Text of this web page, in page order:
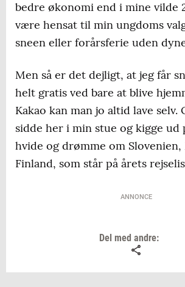
bedre økonomi end i mine vilde
være hensat til min ungdoms
sneen eller forårsferie uden
Men så er det dejligt, at jeg får
helt gratis ved bare at blive
Kakao kan man jo altid lave selv.
sidde her i min stue og kigge ud
hvide og drømme om Slovenien,
Finland, som står på årets
ANNONCE
Del med andre: